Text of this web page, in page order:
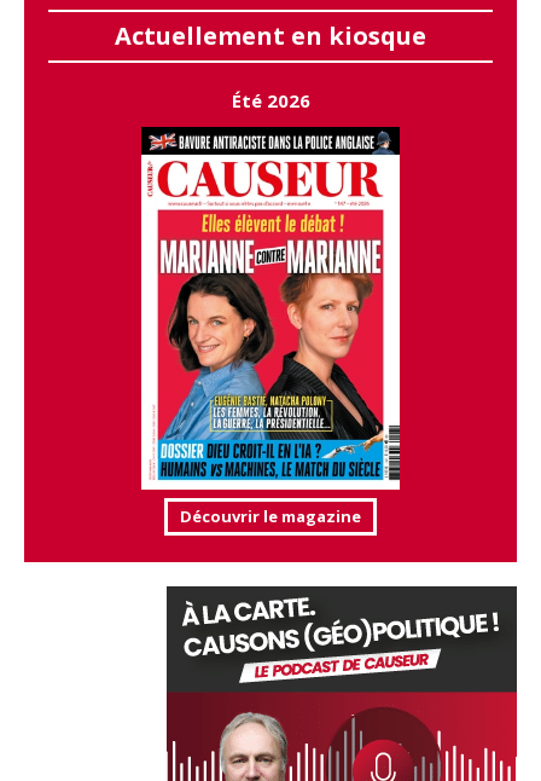
Actuellement en kiosque
Été 2026
Découvrir le magazine